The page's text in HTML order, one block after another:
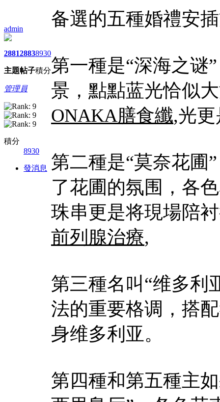
admin
2881
主題
2883
帖子
8930
積分
管理員
積分
8930
發消息
备選的五種婚禮安
第一種是“深海之谜
景，點點蓝光恰似
ONAKA膳食纖,光
第二種是“莫奈花圃
了花圃的氛围，各
珠串更是将現場陪
前列腺治療,
第三種名叫“维多利
法的重要格调，搭
身维多利亚。
第四種和第五種主